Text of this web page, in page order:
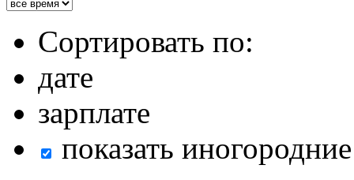
Сортировать по:
дате
зарплате
показать